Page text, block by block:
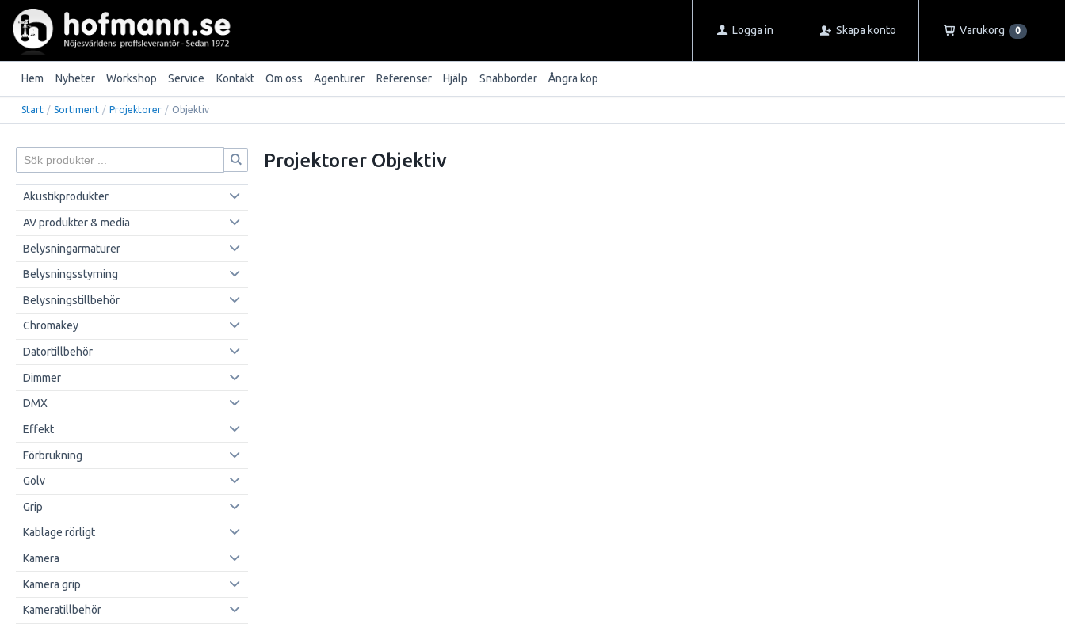
Logga in Skapa konto Varukorg 0
Hem Nyheter Workshop Service Kontakt Om oss Agenturer Referenser Hjälp Snabborder Ångra köp
Start / Sortiment / Projektorer / Objektiv
Akustikprodukter
AV produkter & media
Belysningarmaturer
Belysningsstyrning
Belysningstillbehör
Chromakey
Datortillbehör
Dimmer
DMX
Effekt
Förbrukning
Golv
Grip
Kablage rörligt
Kamera
Kamera grip
Kameratillbehör
Projektorer Objektiv